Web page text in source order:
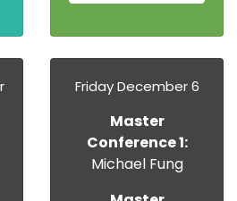
Friday December 6
Master
Conference 1:
Michael Fung